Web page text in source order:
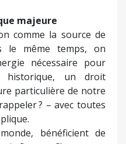
majeure
comme la source de
le même temps, on
nécessaire pour
historique, un droit
particulière de notre
? – avec toutes
bénéficient de